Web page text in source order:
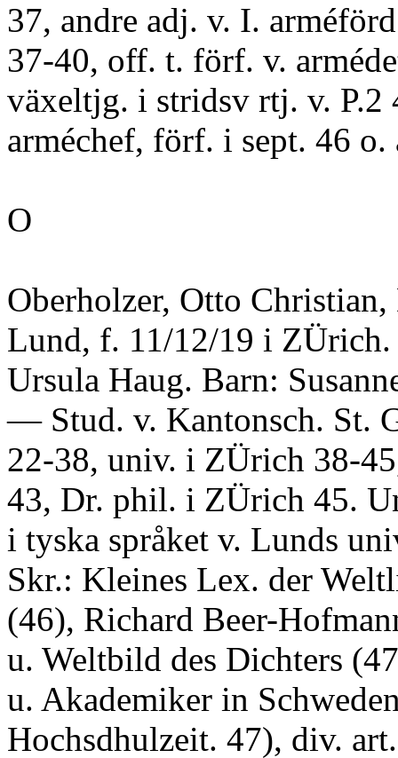
37, andre adj. v. I.
37-40, off. t. förf. v.
växeltjg. i stridsv rtj. v. P.2
arméchef, förf. i sept. 46
O
Oberholzer, Otto
Lund, f. 11/12/19 i ZÜrich.
Ursula Haug. Barn:
— Stud. v. Kantonsch. St.
22-38, univ. i ZÜrich 38-
43, Dr. phil. i ZÜrich 45.
i tyska språket v. Lunds
Skr.: Kleines Lex. der
(46), Richard Beer-
u. Weltbild des Dichters
u. Akademiker in
Hochsdhulzeit. 47), div.